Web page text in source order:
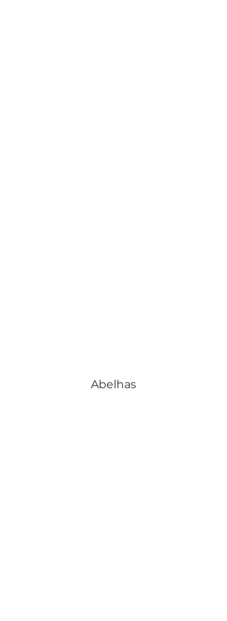
Abelhas